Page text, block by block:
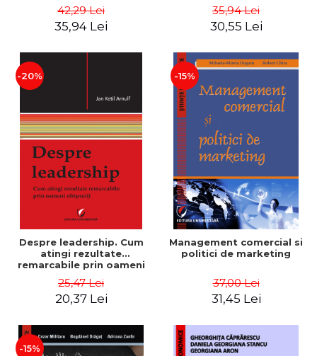
42,29 Lei
35,94 Lei
Dumitrascu
35,94 Lei
30,55 Lei
-20%
Despre leadership. Cum
atingi rezultate
remarcabile prin oameni
25,47 Lei
20,37 Lei
-15%
Management comercial si
politici de marketing
37,00 Lei
31,45 Lei
-15%